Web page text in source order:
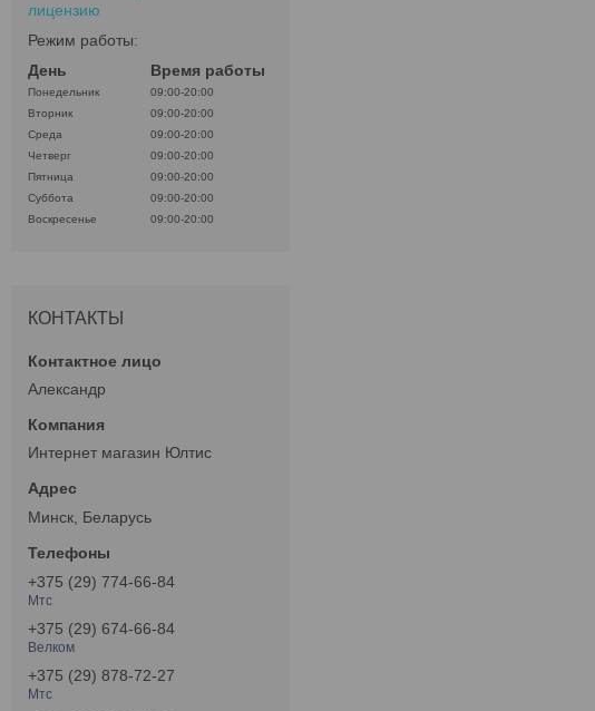
лицензию
Режим работы:
День
Время работы
Понедельник
09:00-20:00
Вторник
09:00-20:00
Среда
09:00-20:00
Четверг
09:00-20:00
Пятница
09:00-20:00
Суббота
09:00-20:00
Воскресенье
09:00-20:00
КОНТАКТЫ
Александр
Интернет магазин Юлтис
Минск, Беларусь
+375 (29) 774-66-84
Мтс
+375 (29) 674-66-84
Велком
+375 (29) 878-72-27
Мтс